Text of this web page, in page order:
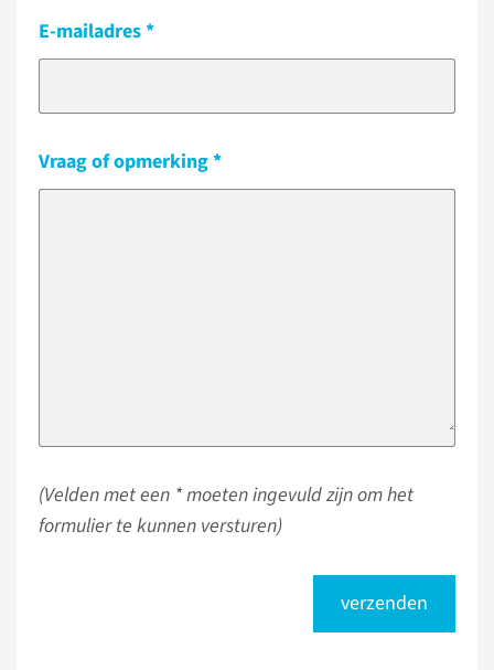
E-mailadres
Vraag of opmerking
(Velden met een * moeten ingevuld zijn om het
formulier te kunnen versturen)
verzenden